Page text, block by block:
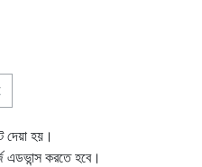
দেয়া হয়।
এডভান্স করতে হবে।